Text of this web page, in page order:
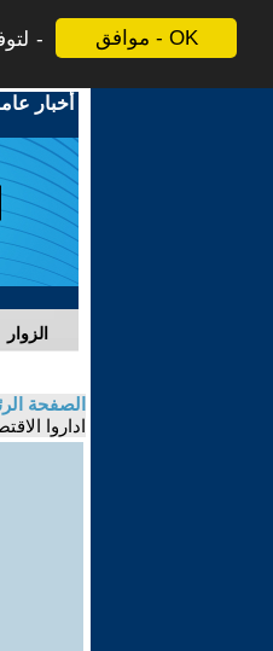
موافق - OK
أخبار
الزوار
الصفحة
اداروا